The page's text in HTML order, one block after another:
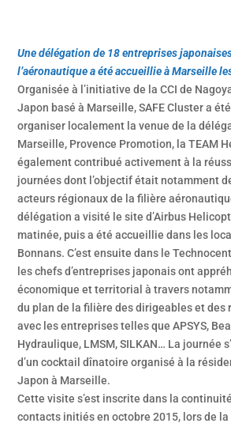
Une délégation de 18 entreprises
l’aéronautique a été accueillie à Marseille
Organisée à l’initiative de la CCI de
Japon basé à Marseille, SAFE Cluster a
organiser localement la venue de la
Marseille, Provence Promotion, la TEAM
également contribué activement à la
journées dont l’objectif était notamment
acteurs régionaux de la filière
délégation a visité le site d’Airbus
matinée, puis a été accueillie dans les
Bonnans. C’est ensuite dans le
les chefs d’entreprises japonais ont
économique et territorial à travers
du plan de la filière des dirigeables et des
avec les entreprises telles que APSYS,
Hydraulique, LMSM, SILKAN… La journée
d’un cocktail dînatoire organisé à la
Japon à Marseille.
Cette visite s’est inscrite dans la
contacts initiés en octobre 2015, lors de